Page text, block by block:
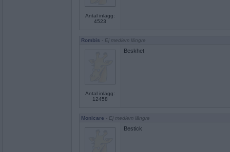
Antal inlägg:
4523
Rombis - Ej medlem längre
Antal inlägg:
12458
Beskhet
Monicare - Ej medlem längre
Bestick